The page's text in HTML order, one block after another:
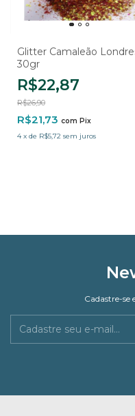
Glitter Camaleão
30gr
R$22,87
R$26,90
R$21,73 com Pix
4 x de R$5,72 sem juros
Cadastre-se